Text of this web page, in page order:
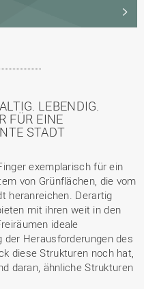
LEBENDIG.
FÜR EINE
STADT
exemplarisch für ein
von Grünflächen, die vom
heranreichen. Derartig
mit ihren weit in den
ideale
der Herausforderungen des
diese Strukturen noch hat,
daran, ähnliche Strukturen